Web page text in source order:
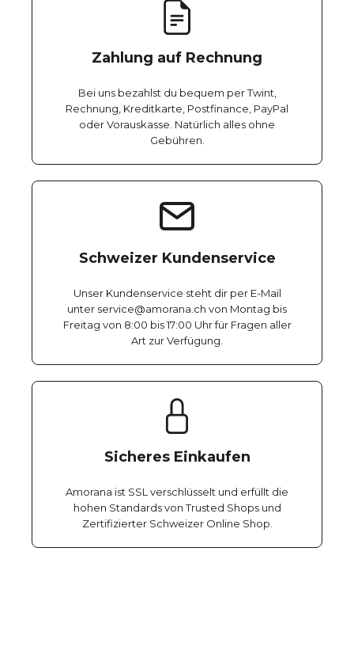
Zahlung auf Rechnung
Bei uns bezahlst du bequem per Twint,
Rechnung, Kreditkarte, Postfinance, PayPal
oder Vorauskasse. Natürlich alles ohne
Gebühren.
Schweizer Kundenservice
Unser Kundenservice steht dir per E-Mail
unter service@amorana.ch von Montag bis
Freitag von 8:00 bis 17:00 Uhr für Fragen aller
Art zur Verfügung.
Sicheres Einkaufen
Amorana ist SSL verschlüsselt und erfüllt die
hohen Standards von Trusted Shops und
Zertifizierter Schweizer Online Shop.